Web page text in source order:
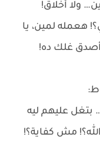
ولا أخلاق!
هعمله لمين، يا
أصدق غلك ده!
عليهم ليه
مش كفاية؟!